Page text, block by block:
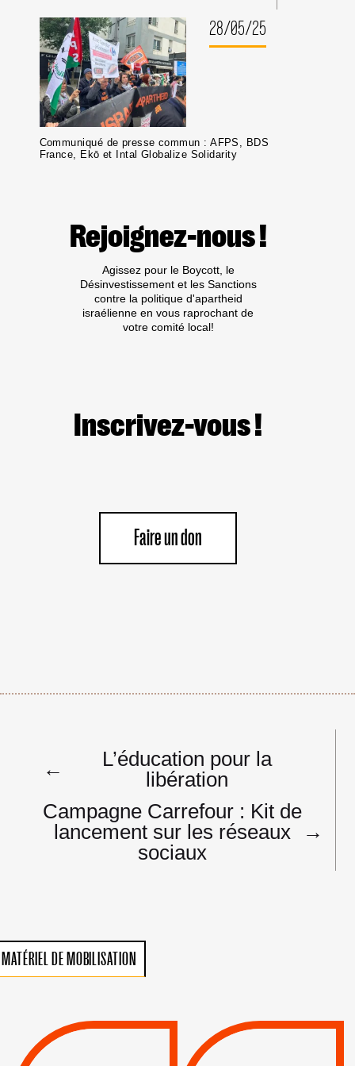
28/05/25
Communiqué de presse commun : AFPS, BDS
France, Ekō et Intal Globalize Solidarity
Rejoignez-nous !
Agissez pour le Boycott, le
Désinvestissement et les Sanctions
contre la politique d'apartheid
israélienne en vous raprochant de
votre comité local!
Inscrivez-vous !
Faire un don
Navigation
de
←
L’éducation pour la
libération
Campagne Carrefour : Kit de
lancement sur les réseaux
sociaux
→
MATÉRIEL DE MOBILISATION
VIOLATIONS DES